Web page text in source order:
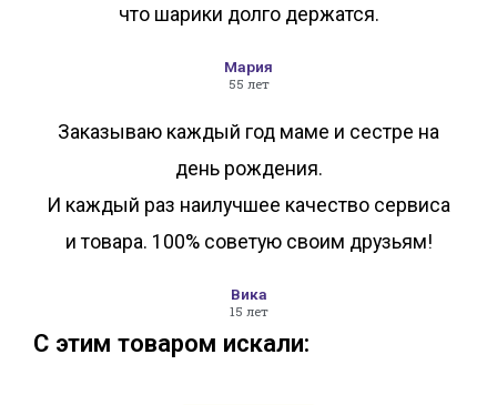
что шарики долго держатся.
Мария
55 лет
Заказываю каждый год маме и сестре на
день рождения.
И каждый раз наилучшее качество сервиса
и товара. 100% советую своим друзьям!
Вика
15 лет
С этим товаром искали: